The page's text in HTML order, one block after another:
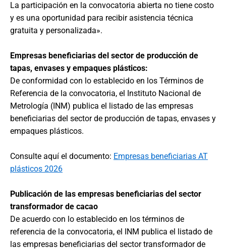
La participación en la convocatoria abierta no tiene costo
y es una oportunidad para recibir asistencia técnica
gratuita y personalizada».
Empresas beneficiarias del sector de producción de
tapas, envases y empaques plásticos:
De conformidad con lo establecido en los Términos de
Referencia de la convocatoria, el Instituto Nacional de
Metrología (INM) publica el listado de las empresas
beneficiarias del sector de producción de tapas, envases y
empaques plásticos.
Consulte aquí el documento: Empresas beneficiarias AT
plásticos 2026
Publicación de las empresas beneficiarias del sector
transformador de cacao
De acuerdo con lo establecido en los términos de
referencia de la convocatoria, el INM publica el listado de
las empresas beneficiarias del sector transformador de